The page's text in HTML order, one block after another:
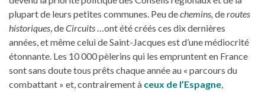
plupart de leurs petites communes. Peu dechemins, deroutes
historiques, deCircuits …ont été créés ces dix dernières
années, et même celui de Saint-Jacques est d’une médiocrité
étonnante. Les 10 000 pèlerins qui les empruntent en France
sont sans doute tous prêts chaque année au « parcours du
combattant » et, contrairement à ceux de l’Espagne,